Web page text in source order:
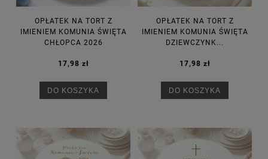
OPŁATEK NA TORT Z
IMIENIEM KOMUNIA ŚWIĘTA
CHŁOPCA 2026
17,98 zł
DO KOSZYKA
OPŁATEK NA TORT Z
IMIENIEM KOMUNIA ŚWIĘTA
DZIEWCZYNK...
17,98 zł
DO KOSZYKA